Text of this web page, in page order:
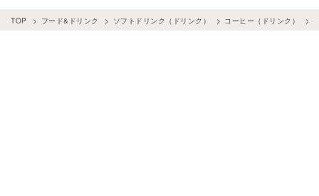
TOP フード&ドリンク ソフトドリンク（ドリンク） コーヒー（ドリンク）